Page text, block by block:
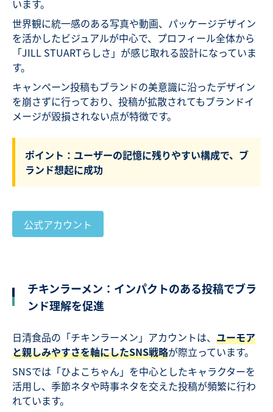
います。
世界観に統一感のある写真や動画、パッケージデザイン
を活かしたビジュアルが中心で、プロフィール全体から
「JILL STUARTらしさ」が感じ取れる設計になっていま
す。
キャンペーン投稿もブランドの美意識に沿ったデザイン
を崩さずに行っており、投稿が拡散されてもブランドイ
メージが毀損されない点が特徴です。
ポイント：ユーザーの記憶に残りやすい構成で、ブ
ランド想起に成功
公式アカウント
チキンラーメン：インパクトのある投稿でブラ
ンド理解を促進
日清食品の「チキンラーメン」アカウントは、 ユーモア
と親しみやすさを軸にしたSNS戦略が際立っています。
SNSでは「ひよこちゃん」を中心としたキャラクターを
活用し、季節ネタや時事ネタを交えた投稿が頻繁に行わ
れています。